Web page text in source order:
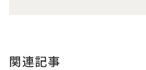
関連記事